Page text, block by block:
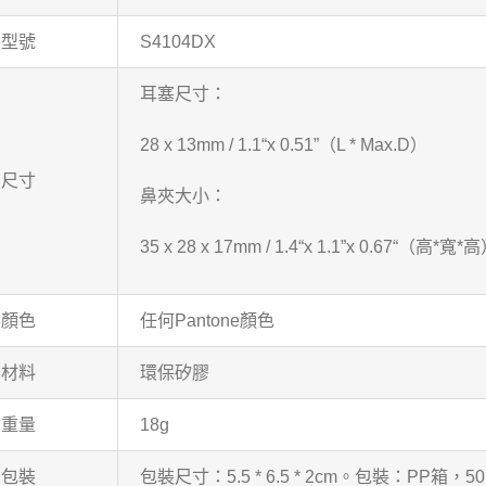
型號 S4104DX
尺寸
耳塞尺寸：
28 x 13mm / 1.1“x 0.51”（L * Max.D）
鼻夾大小：
35 x 28 x 17mm / 1.4“x 1.1”x 0.67“（高*寬*高
顏色 任何Pantone顏色
材料 環保矽膠
重量 18g
包裝 包裝尺寸：5.5 * 6.5 * 2cm。包裝：PP箱，